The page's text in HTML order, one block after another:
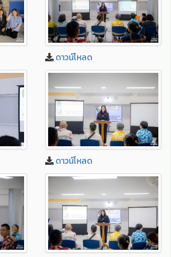
ดาวน์โหลด
ดาวน์โหลด